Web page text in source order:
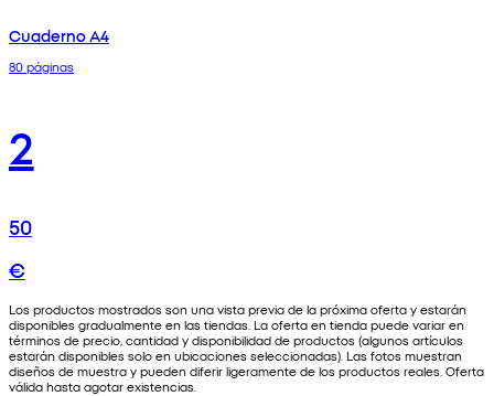
Cuaderno A4
80 páginas
2
50
€
Los productos mostrados son una vista previa de la próxima oferta y estarán
disponibles gradualmente en las tiendas. La oferta en tienda puede variar en
términos de precio, cantidad y disponibilidad de productos (algunos artículos
estarán disponibles solo en ubicaciones seleccionadas). Las fotos muestran
diseños de muestra y pueden diferir ligeramente de los productos reales. Oferta
válida hasta agotar existencias.